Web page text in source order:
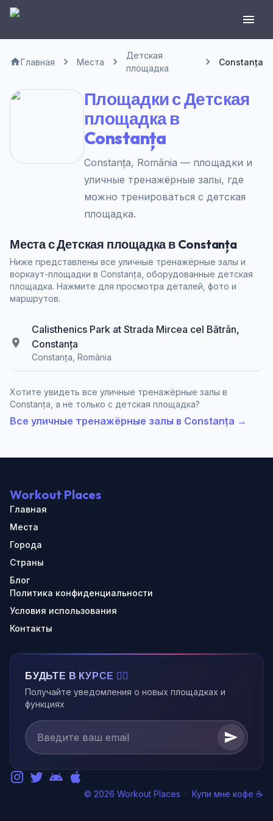
Главная Места
Детская
площадка
Constanța
Площадки с Детская
площадка в
Constanța
Constanța, România — площадки и
уличные тренажёрные залы, где
можно тренироваться с детская
площадка.
Места с Детская площадка в Constanța
Ниже представлены все уличные тренажёрные залы и
воркаут-площадки в Constanța, оборудованные детская
площадка. Нажмите для просмотра деталей, фото и
маршрутов.
Calisthenics Park at Strada Mircea cel Bătrân,
Constanța
Constanța, România
Хотите увидеть все уличные тренажёрные залы в
Constanța, а не только с детская площадка?
Все уличные тренажёрные залы в Constanța →
Workout Places
Главная
Места
Города
Страны
Блог
Политика конфиденциальности
Условия использования
Контакты
БУДЬТЕ В КУРСЕ 🏃‍♂️
Получайте уведомления о новых площадках и
функциях
© 2026 Workout Places · Купи мне кофе ☕